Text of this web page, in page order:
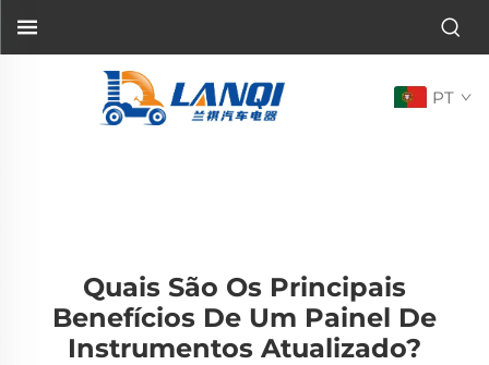
PT
Quais São Os Principais
Benefícios De Um Painel De
Instrumentos Atualizado?